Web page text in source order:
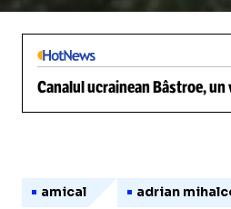
Canalul ucrainean Bâstroe,
amical adrian